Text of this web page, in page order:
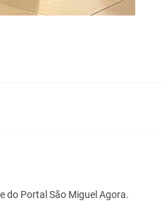
do Portal São Miguel Agora.